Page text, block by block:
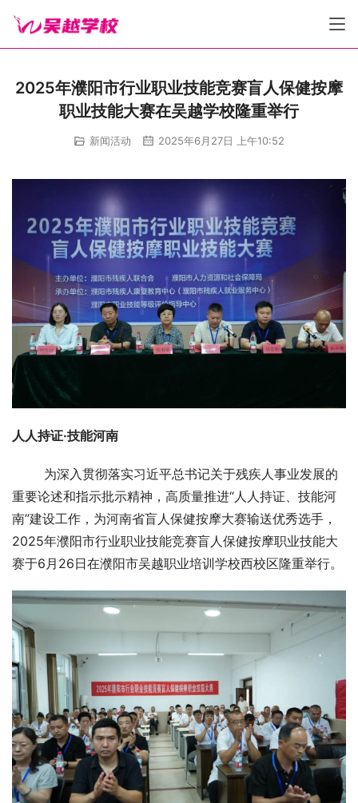
2025年濮阳市行业职业技能竞赛盲人保健按摩
职业技能大赛在吴越学校隆重举行
新闻活动 2025年6月27日 上午10:52
人人持证·技能河南
为深入贯彻落实习近平总书记关于残疾人事业发展的
重要论述和指示批示精神，高质量推进“人人持证、技能河
南”建设工作，为河南省盲人保健按摩大赛输送优秀选手，
2025年濮阳市行业职业技能竞赛盲人保健按摩职业技能大
赛于6月26日在濮阳市吴越职业培训学校西校区隆重举行。